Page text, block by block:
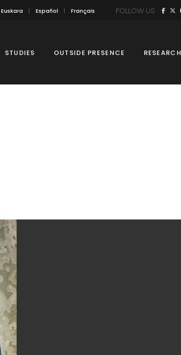
Euskara Español Français FOLLOW US
STUDIES OUTSIDE PRESENCE RESEARCH